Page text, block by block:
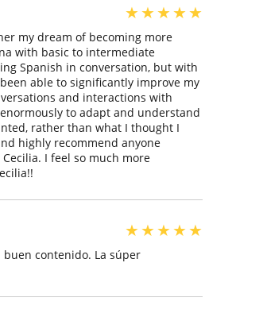
★★★★★
my dream of becoming more
with basic to intermediate
Spanish in conversation, but with
able to significantly improve my
and interactions with
to adapt and understand
rather than what I thought I
highly recommend anyone
I feel so much more
★★★★★
buen contenido. La súper